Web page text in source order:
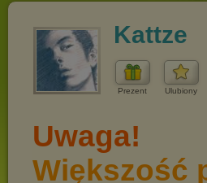
Kattze
Prezent Ulubiony